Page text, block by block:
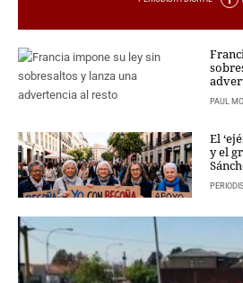
ORGANISMOS
LUGARES
AUTORES
HEMEROTECA
SERVICIOS
OFERTAS
CLUB PD
MEDIOS
MÁS SERVICIOS
PAUL
El
y el